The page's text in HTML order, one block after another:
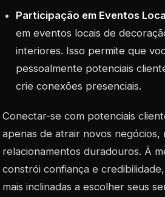
Participação em Eventos
em eventos locais de
interiores. Isso permite que
pessoalmente potenciais
crie conexões presenciais.
Conectar-se com potenciais
apenas de atrair novos negócios,
relacionamentos duradouros. À
constrói confiança e
mais inclinadas a escolher seus